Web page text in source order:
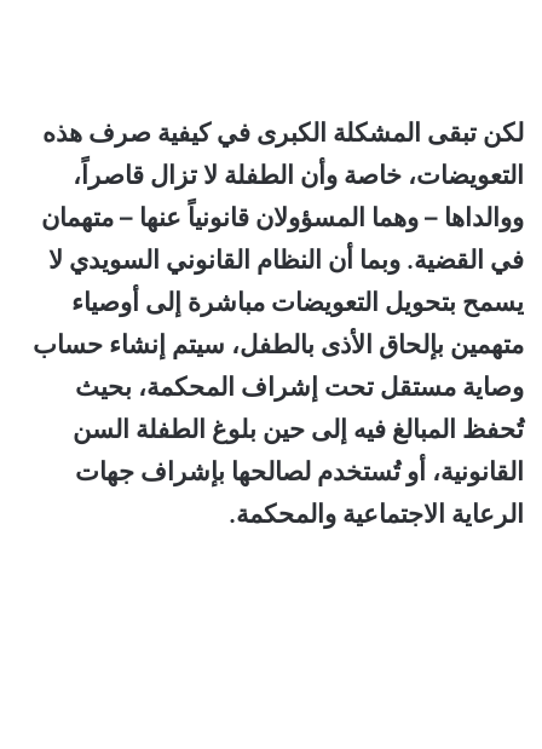
لكن تبقى المشكلة الكبرى في كيفية صرف هذه
التعويضات، خاصة وأن الطفلة لا تزال قاصراً،
ووالداها – وهما المسؤولان قانونياً عنها – متهمان
في القضية. وبما أن النظام القانوني السويدي لا
يسمح بتحويل التعويضات مباشرة إلى أوصياء
متهمين بإلحاق الأذى بالطفل، سيتم إنشاء حساب
وصاية مستقل تحت إشراف المحكمة، بحيث
تُحفظ المبالغ فيه إلى حين بلوغ الطفلة السن
القانونية، أو تُستخدم لصالحها بإشراف جهات
الرعاية الاجتماعية والمحكمة.